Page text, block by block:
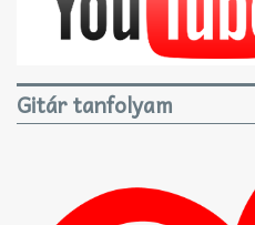
Gitár tanfolyam